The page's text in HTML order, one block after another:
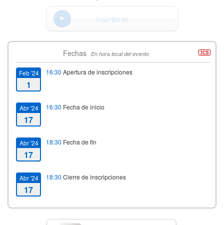
Inscribirse
Fechas En hora local del evento
Feb '24
1
16:30 Apertura de inscripciones
Abr '24
17
16:30 Fecha de inicio
Abr '24
17
18:30 Fecha de fin
Abr '24
17
18:30 Cierre de inscripciones